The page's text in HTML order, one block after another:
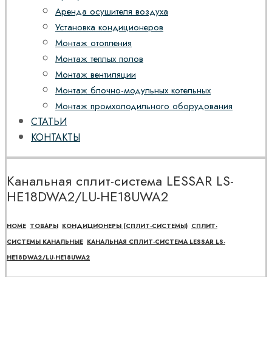
Аренда осушителя воздуха
Установка кондиционеров
Монтаж отопления
Монтаж теплых полов
Монтаж вентиляции
Монтаж блочно-модульных котельных
Монтаж промхолодильного оборудования
СТАТЬИ
КОНТАКТЫ
Канальная сплит-система LESSAR LS-
HE18DWA2/LU-HE18UWA2
HOME ТОВАРЫ КОНДИЦИОНЕРЫ (СПЛИТ-СИСТЕМЫ) СПЛИТ-
СИСТЕМЫ КАНАЛЬНЫЕ КАНАЛЬНАЯ СПЛИТ-СИСТЕМА LESSAR LS-
HE18DWA2/LU-HE18UWA2